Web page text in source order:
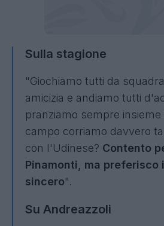
Sulla stagione
"Giochiamo tutti da
amicizia e andiamo tutti
pranziamo sempre insieme
campo corriamo davvero
con l'Udinese? Contento
Pinamonti, ma preferisco
sincero".
Su Andreazzoli